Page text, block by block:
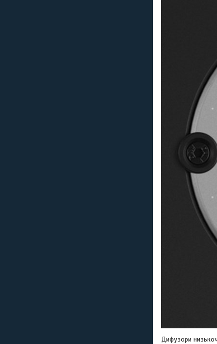
Дифузори